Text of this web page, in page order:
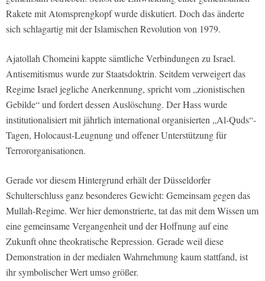
Rakete mit Atomsprengkopf wurde diskutiert. Doch das änderte
sich schlagartig mit der Islamischen Revolution von 1979.
Ajatollah Chomeini kappte sämtliche Verbindungen zu Israel.
Antisemitismus wurde zur Staatsdoktrin. Seitdem verweigert das
Regime Israel jegliche Anerkennung, spricht vom „zionistischen
Gebilde“ und fordert dessen Auslöschung. Der Hass wurde
institutionalisiert mit jährlich international organisierten „Al-Quds“-
Tagen, Holocaust-Leugnung und offener Unterstützung für
Terrororganisationen.
Gerade vor diesem Hintergrund erhält der Düsseldorfer
Schulterschluss ganz besonderes Gewicht: Gemeinsam gegen das
Mullah-Regime. Wer hier demonstrierte, tat das mit dem Wissen um
eine gemeinsame Vergangenheit und der Hoffnung auf eine
Zukunft ohne theokratische Repression. Gerade weil diese
Demonstration in der medialen Wahrnehmung kaum stattfand, ist
ihr symbolischer Wert umso größer.